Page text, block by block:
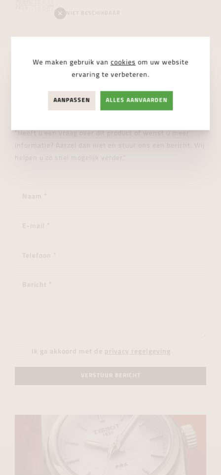
NIET BESCHIKBAAR
Wij helpen je graag verder!
"Heeft u een vraag over dit product of wenst u meer
informatie? Aarzel dan niet en stuur ons een bericht. Wij
helpen u zo snel mogelijk verder."
Ik ga akkoord met de privacy regelgeving
VERSTUUR BERICHT
We maken gebruik van cookies om uw website
ervaring te verbeteren.
AANPASSEN ALLES AANVAARDEN